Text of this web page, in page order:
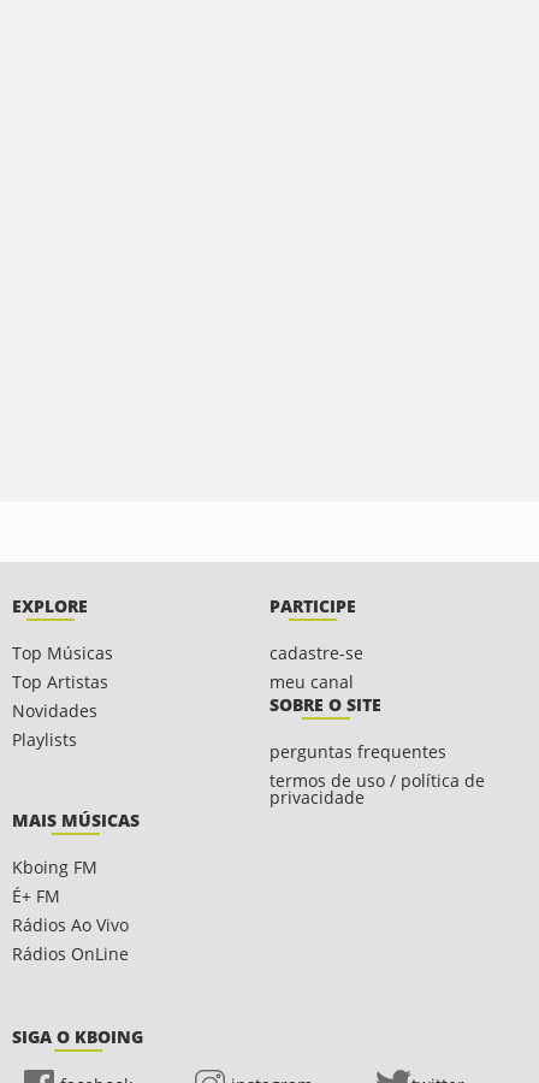
EXPLORE
Top Músicas
Top Artistas
Novidades
Playlists
PARTICIPE
cadastre-se
meu canal
SOBRE O SITE
perguntas frequentes
termos de uso / política de
privacidade
MAIS MÚSICAS
Kboing FM
É+ FM
Rádios Ao Vivo
Rádios OnLine
SIGA O KBOING